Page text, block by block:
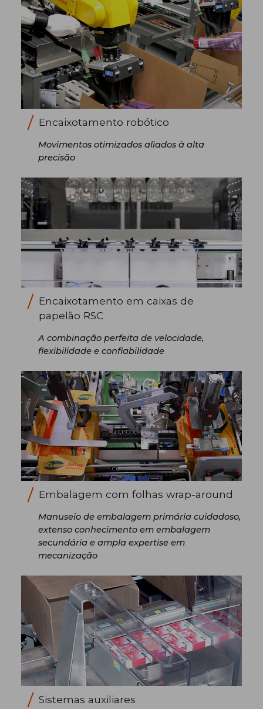
Encaixotamento robótico
Movimentos otimizados aliados à alta
precisão
Encaixotamento em caixas de
papelão RSC
A combinação perfeita de velocidade,
flexibilidade e confiabilidade
Embalagem com folhas wrap-around
Manuseio de embalagem primária cuidadoso,
extenso conhecimento em embalagem
secundária e ampla expertise em
mecanização
Sistemas auxiliares